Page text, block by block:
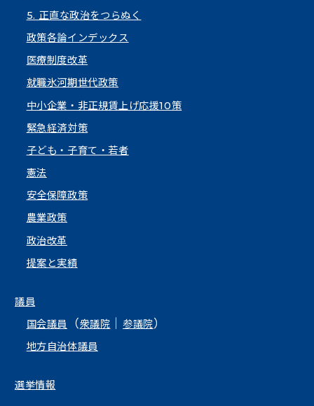
5. 正直な政治をつらぬく
政策各論インデックス
医療制度改革
就職氷河期世代政策
中小企業・非正規賃上げ応援10策
緊急経済対策
子ども・子育て・若者
憲法
安全保障政策
農業政策
政治改革
提案と実績
議員
国会議員
（衆議院 ｜参議院）
地方自治体議員
選挙情報